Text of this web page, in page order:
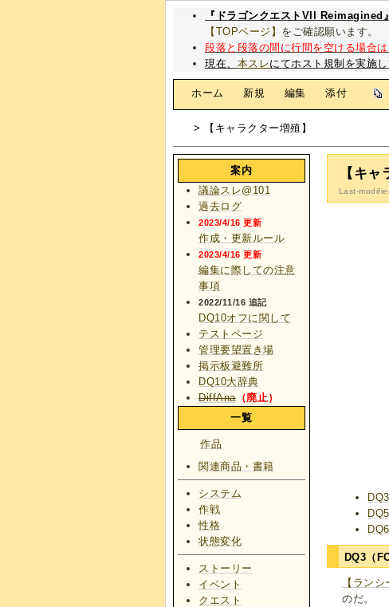
『ドラゴンクエストVII Reimagined
【TOPページ】 をご確認願います。
段落と段落の間に行間を空ける場合は
現在、 本スレにてホスト規制を実施
ホーム 新規 編集 添付
> 【キャラクター増殖】
【キャ
Last-
DQ3（
【ランシ
のだ。
案内
議論スレ@101
過去ログ
2023/4/16 更新
作成・更新ルール
2023/4/16 更新
編集に際しての注意
事項
2022/11/16 追記
DQ10オフに関して
テストページ
管理要望置き場
掲示板避難所
DQ10大辞典
DiffAna（廃止）
一覧
作品
関連商品・書籍
システム
作戦
性格
状態変化
ストーリー
イベント
クエスト